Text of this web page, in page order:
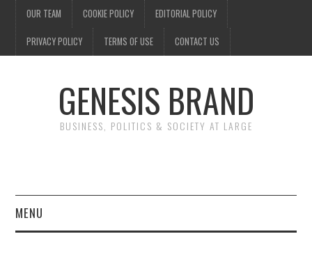
OUR TEAM COOKIE POLICY EDITORIAL POLICY
PRIVACY POLICY TERMS OF USE CONTACT US
GENESIS BRAND
BUSINESS, POLITICS & SOCIETY AT LARGE
MENU